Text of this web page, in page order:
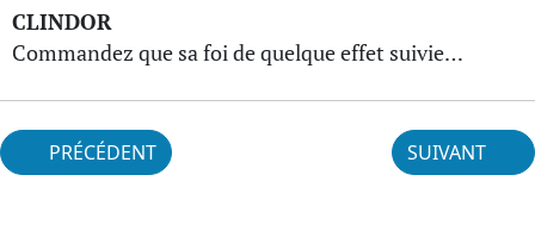
CLINDOR
Commandez que sa foi de quelque effet suivie…
PRÉCÉDENT SUIVANT